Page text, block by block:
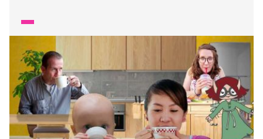
i žákům ukáže, jak se ke správnému pitnému režimu